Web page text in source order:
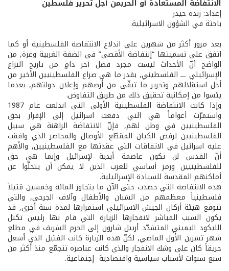
الانتفاضة المستعادة أو الحربمن أجل تحرير فلسطين
إعداد: رنده حيدر
باحثة في الشؤون الاسرائيلية.
بعد مرور أكثر من شهرين على اندلاع الانتفاضة الفلسطينية أو كما
اتفق على تسميتها “إنتفاضة الأقصى” في الضفة الغربية وغزة, من
الواضح أنّ الأحداث ليست مجرد فصل آخر دامٍ من تاريخ النزاع
الإسرائيلي ـــ الفلسطيني, بقدر ما هي صراع الفلسطينيين الأخير من
أجل استقلالهم وتحرير ما تبقّى من أرضهم وإعلان دولتهم, بعدما
يئسوا من إمكانية تحقيق ذلك من طريق التفاوض.
وإذا كانت الانتفاضة الفلسطينية الأولى التي اندلعت عام 1987
واستمرّت أعواماً هي التي دفعت اسرائيل إلى الإقرار بحق
الفلسطينيين في وطن لهم, فإنّ الانتفاضة الراهنة هي سبيل
الفلسطينيين لرفض الكيان المقطّع الأوصال والمحاصر الذي وافقت
عليه اسرائيل في الاتفاقات التي عقدتها مع الفلسطينيين, والأهم
أنّ القدس لن تكون عاصمة أبدية لإسرائيل وإنما هي حق
للفلسطينيين ورمز أساسي للعرب الذين لا يمكن أن يتخلّوا عن
أماكنهم المقدسة للسيادة الإسرائيلية.
هذه الانتفاضة التي حصدت حتى الآن ما يتجاوز المائة وخمسين قتيلاً
فلسطينياً معظمهم من الشبان والأطفال وآلاف الجرحى, والتي
تتوقع هيئة أركان الجيش الاسرائيلي استمرارها لمدة سنة أخرى, قد
يكون السبب المباشر لانفجارها الزيارة التي قام بها رئيس تكتل
الليكود اليميني المتشدّد أرييل شارون إلى الحرم الشريف في مطلع
شهر تشرين الأول الماضي, لكنّ هذه الزيارة كانت الفتيل الذي أشعل
حريقاً كان على وشك الانفجار والذي كانت عناصره تتجمّع منذ أكثر من
سبع سنوات لأسباب سياسية واقتصادية ­ إجتماعية.